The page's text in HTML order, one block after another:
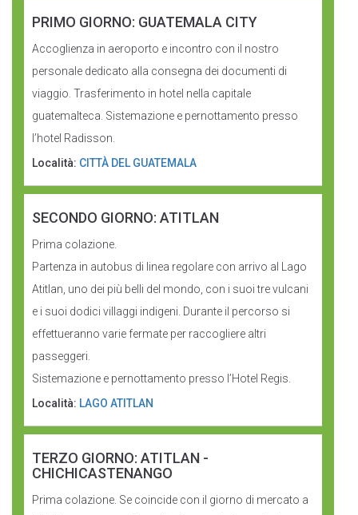
PRIMO GIORNO: GUATEMALA CITY
Accoglienza in aeroporto e incontro con il nostro
personale dedicato alla consegna dei documenti di
viaggio. Trasferimento in hotel nella capitale
guatemalteca. Sistemazione e pernottamento presso
l’hotel Radisson.
Località: CITTÀ DEL GUATEMALA
SECONDO GIORNO: ATITLAN
Prima colazione.
Partenza in autobus di linea regolare con arrivo al Lago
Atitlan, uno dei più belli del mondo, con i suoi tre vulcani
e i suoi dodici villaggi indigeni. Durante il percorso si
effettueranno varie fermate per raccogliere altri
passeggeri.
Sistemazione e pernottamento presso l’Hotel Regis.
Località: LAGO ATITLAN
TERZO GIORNO: ATITLAN -
CHICHICASTENANGO
Prima colazione. Se coincide con il giorno di mercato a